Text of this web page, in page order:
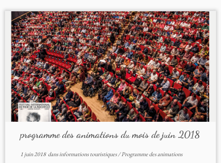
programme des animations du mois de juin 2018
1 juin 2018dansinformations touristiques/Programme des animations